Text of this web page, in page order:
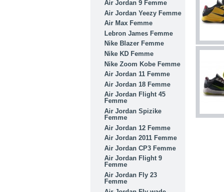
Air Jordan 9 Femme
Air Jordan Yeezy Femme
Air Max Femme
Lebron James Femme
Nike Blazer Femme
Nike KD Femme
Nike Zoom Kobe Femme
Air Jordan 11 Femme
Air Jordan 18 Femme
Air Jordan Flight 45
Femme
Air Jordan Spizike
Femme
Air Jordan 12 Femme
Air Jordan 2011 Femme
Air Jordan CP3 Femme
Air Jordan Flight 9
Femme
Air Jordan Fly 23
Femme